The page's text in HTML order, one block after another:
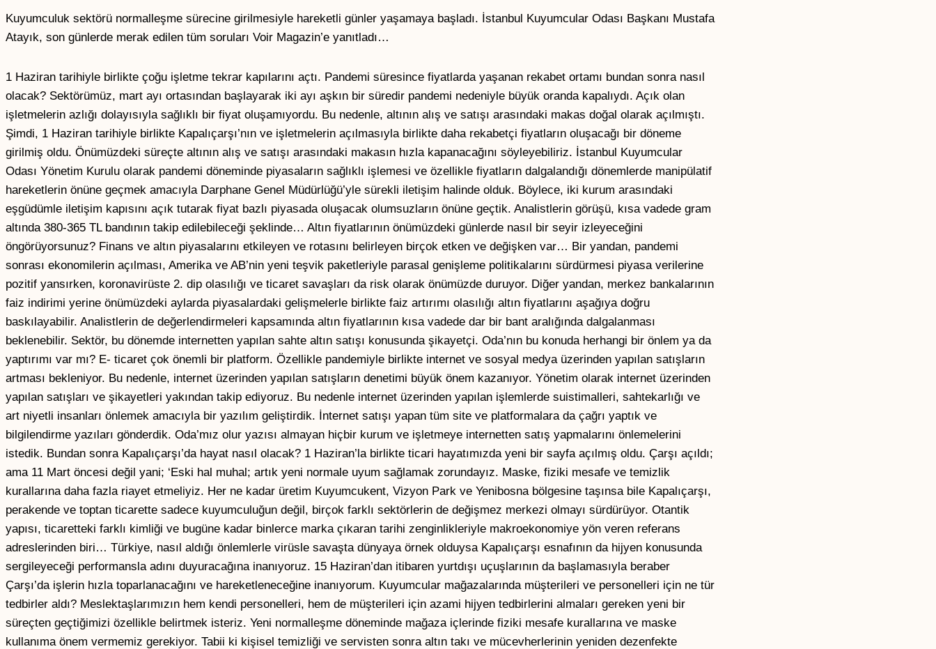
Kuyumculuk sektörü normalleşme sürecine girilmesiyle hareketli günler yaşamaya başladı. İstanbul Kuyumcular Odası Başkanı Mustafa
Atayık, son günlerde merak edilen tüm soruları Voir Magazin’e yanıtladı…
1 Haziran tarihiyle birlikte çoğu işletme tekrar kapılarını açtı. Pandemi süresince fiyatlarda yaşanan rekabet ortamı bundan sonra nasıl
olacak? Sektörümüz, mart ayı ortasından başlayarak iki ayı aşkın bir süredir pandemi nedeniyle büyük oranda kapalıydı. Açık olan
işletmelerin azlığı dolayısıyla sağlıklı bir fiyat oluşamıyordu. Bu nedenle, altının alış ve satışı arasındaki makas doğal olarak açılmıştı.
Şimdi, 1 Haziran tarihiyle birlikte Kapalıçarşı’nın ve işletmelerin açılmasıyla birlikte daha rekabetçi fiyatların oluşacağı bir döneme
girilmiş oldu. Önümüzdeki süreçte altının alış ve satışı arasındaki makasın hızla kapanacağını söyleyebiliriz. İstanbul Kuyumcular
Odası Yönetim Kurulu olarak pandemi döneminde piyasaların sağlıklı işlemesi ve özellikle fiyatların dalgalandığı dönemlerde manipülatif
hareketlerin önüne geçmek amacıyla Darphane Genel Müdürlüğü’yle sürekli iletişim halinde olduk. Böylece, iki kurum arasındaki
eşgüdümle iletişim kapısını açık tutarak fiyat bazlı piyasada oluşacak olumsuzların önüne geçtik. Analistlerin görüşü, kısa vadede gram
altında 380-365 TL bandının takip edilebileceği şeklinde… Altın fiyatlarının önümüzdeki günlerde nasıl bir seyir izleyeceğini
öngörüyorsunuz? Finans ve altın piyasalarını etkileyen ve rotasını belirleyen birçok etken ve değişken var… Bir yandan, pandemi
sonrası ekonomilerin açılması, Amerika ve AB’nin yeni teşvik paketleriyle parasal genişleme politikalarını sürdürmesi piyasa verilerine
pozitif yansırken, koronavirüste 2. dip olasılığı ve ticaret savaşları da risk olarak önümüzde duruyor. Diğer yandan, merkez bankalarının
faiz indirimi yerine önümüzdeki aylarda piyasalardaki gelişmelerle birlikte faiz artırımı olasılığı altın fiyatlarını aşağıya doğru
baskılayabilir. Analistlerin de değerlendirmeleri kapsamında altın fiyatlarının kısa vadede dar bir bant aralığında dalgalanması
beklenebilir. Sektör, bu dönemde internetten yapılan sahte altın satışı konusunda şikayetçi. Oda’nın bu konuda herhangi bir önlem ya da
yaptırımı var mı? E- ticaret çok önemli bir platform. Özellikle pandemiyle birlikte internet ve sosyal medya üzerinden yapılan satışların
artması bekleniyor. Bu nedenle, internet üzerinden yapılan satışların denetimi büyük önem kazanıyor. Yönetim olarak internet üzerinden
yapılan satışları ve şikayetleri yakından takip ediyoruz. Bu nedenle internet üzerinden yapılan işlemlerde suistimalleri, sahtekarlığı ve
art niyetli insanları önlemek amacıyla bir yazılım geliştirdik. İnternet satışı yapan tüm site ve platformalara da çağrı yaptık ve
bilgilendirme yazıları gönderdik. Oda’mız olur yazısı almayan hiçbir kurum ve işletmeye internetten satış yapmalarını önlemelerini
istedik. Bundan sonra Kapalıçarşı’da hayat nasıl olacak? 1 Haziran’la birlikte ticari hayatımızda yeni bir sayfa açılmış oldu. Çarşı açıldı;
ama 11 Mart öncesi değil yani; ‘Eski hal muhal; artık yeni normale uyum sağlamak zorundayız. Maske, fiziki mesafe ve temizlik
kurallarına daha fazla riayet etmeliyiz. Her ne kadar üretim Kuyumcukent, Vizyon Park ve Yenibosna bölgesine taşınsa bile Kapalıçarşı,
perakende ve toptan ticarette sadece kuyumculuğun değil, birçok farklı sektörlerin de değişmez merkezi olmayı sürdürüyor. Otantik
yapısı, ticaretteki farklı kimliği ve bugüne kadar binlerce marka çıkaran tarihi zenginlikleriyle makroekonomiye yön veren referans
adreslerinden biri… Türkiye, nasıl aldığı önlemlerle virüsle savaşta dünyaya örnek olduysa Kapalıçarşı esnafının da hijyen konusunda
sergileyeceği performansla adını duyuracağına inanıyoruz. 15 Haziran’dan itibaren yurtdışı uçuşlarının da başlamasıyla beraber
Çarşı’da işlerin hızla toparlanacağını ve hareketleneceğine inanıyorum. Kuyumcular mağazalarında müşterileri ve personelleri için ne tür
tedbirler aldı? Meslektaşlarımızın hem kendi personelleri, hem de müşterileri için azami hijyen tedbirlerini almaları gereken yeni bir
süreçten geçtiğimizi özellikle belirtmek isteriz. Yeni normalleşme döneminde mağaza içlerinde fiziki mesafe kurallarına ve maske
kullanıma önem vermemiz gerekiyor. Tabii ki kişisel temizliği ve servisten sonra altın takı ve mücevherlerinin yeniden dezenfekte